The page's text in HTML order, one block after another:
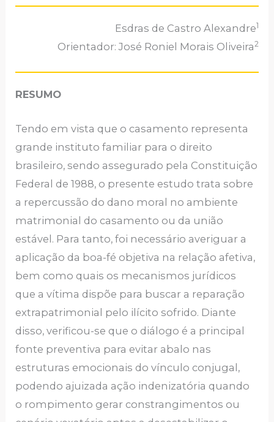
Esdras de Castro Alexandre1
Orientador: José Roniel Morais Oliveira2
RESUMO
Tendo em vista que o casamento representa
grande instituto familiar para o direito
brasileiro, sendo assegurado pela Constituição
Federal de 1988, o presente estudo trata sobre
a repercussão do dano moral no ambiente
matrimonial do casamento ou da união
estável. Para tanto, foi necessário averiguar a
aplicação da boa-fé objetiva na relação afetiva,
bem como quais os mecanismos jurídicos
que a vítima dispõe para buscar a reparação
extrapatrimonial pelo ilícito sofrido. Diante
disso, verificou-se que o diálogo é a principal
fonte preventiva para evitar abalo nas
estruturas emocionais do vínculo conjugal,
podendo ajuizada ação indenizatória quando
o rompimento gerar constrangimentos ou